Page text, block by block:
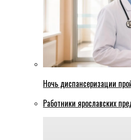
Ночь диспансеризации
Работники ярославских